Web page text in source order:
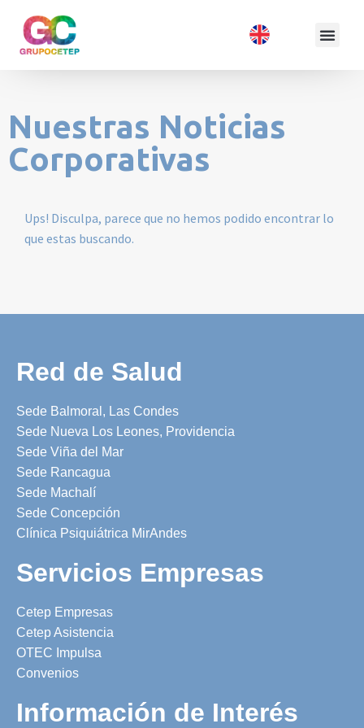
Nuestras Noticias
Corporativas
Ups! Disculpa, parece que no hemos podido encontrar lo
que estas buscando.
Red de Salud
Sede Balmoral, Las Condes
Sede Nueva Los Leones, Providencia
Sede Viña del Mar
Sede Rancagua
Sede Machalí
Sede Concepción
Clínica Psiquiátrica MirAndes
Servicios Empresas
Cetep Empresas
Cetep Asistencia
OTEC Impulsa
Convenios
Información de Interés